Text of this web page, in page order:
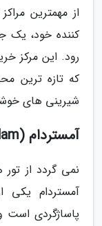
از مهمترین
کننده خود، یک
رود. این مرکز
که تازه ترین
شیرینی های
آمستردام (Amsterdam)
نمی گردد از
آمستردام یکی
پاساژگردی است